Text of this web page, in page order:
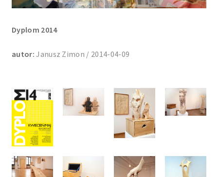
Dyplom 2014
autor: Janusz Zimon / 2014-04-09